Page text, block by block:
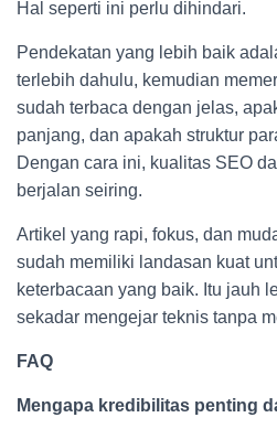
Hal seperti ini perlu dihindari.
Pendekatan yang lebih baik
terlebih dahulu, kemudian
sudah terbaca dengan jelas,
panjang, dan apakah struktur
Dengan cara ini, kualitas SEO
berjalan seiring.
Artikel yang rapi, fokus, dan
sudah memiliki landasan kuat
keterbacaan yang baik. Itu jauh
sekadar mengejar teknis tanpa
FAQ
Mengapa kredibilitas penting